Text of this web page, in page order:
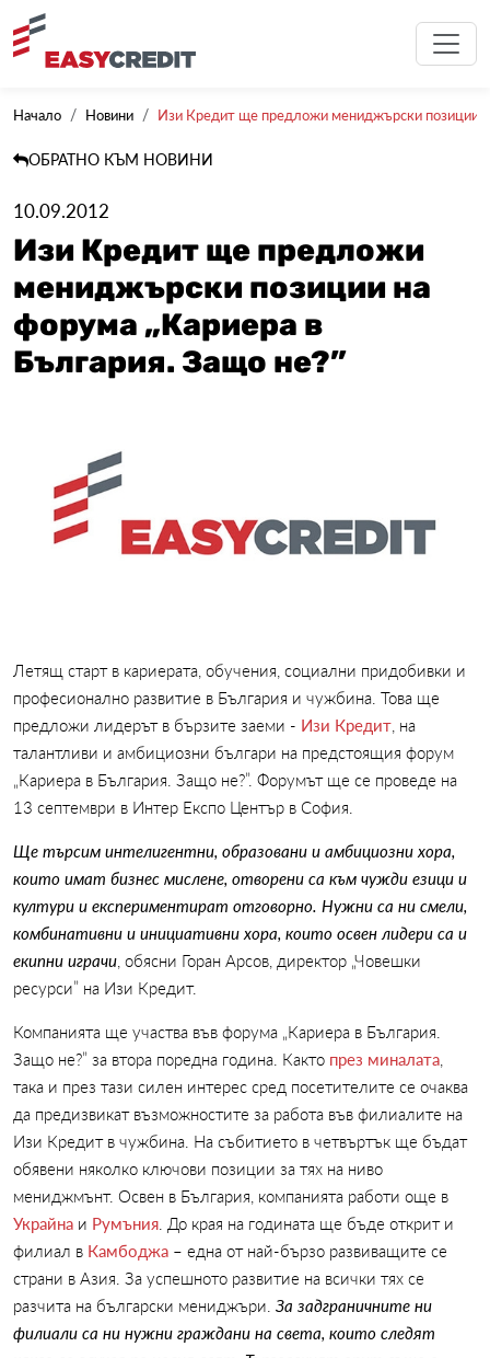
Начало Новини Изи Кредит ще предложи мениджърски позиции
ОБРАТНО КЪМ НОВИНИ
10.09.2012
Изи Кредит ще предложи
мениджърски позиции на
форума „Кариера в
България. Защо не?”
Летящ старт в кариерата, обучения, социални придобивки и
професионално развитие в България и чужбина. Това ще
предложи лидерът в бързите заеми - Изи Кредит, на
талантливи и амбициозни българи на предстоящия форум
„Кариера в България. Защо не?”. Форумът ще се проведе на
13 септември в Интер Експо Център в София.
Ще търсим интелигентни, образовани и амбициозни хора,
които имат бизнес мислене, отворени са към чужди езици и
култури и експериментират отговорно. Нужни са ни смели,
комбинативни и инициативни хора, които освен лидери са и
екипни играчи, обясни Горан Арсов, директор „Човешки
ресурси” на Изи Кредит.
Компанията ще участва във форума „Кариера в България.
Защо не?” за втора поредна година. Както през миналата,
така и през тази силен интерес сред посетителите се очаква
да предизвикат възможностите за работа във филиалите на
Изи Кредит в чужбина. На събитието в четвъртък ще бъдат
обявени няколко ключови позиции за тях на ниво
мениджмънт. Освен в България, компанията работи още в
Украйна и Румъния. До края на годината ще бъде открит и
филиал в Камбоджа – една от най-бързо развиващите се
страни в Азия. За успешното развитие на всички тях се
разчита на български мениджъри. За задграничните ни
филиали са ни нужни граждани на света, които следят